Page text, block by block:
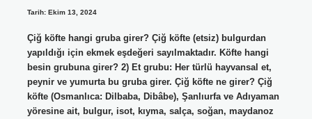
Tarih: Ekim 13, 2024
Çiğ köfte hangi gruba girer? Çiğ köfte (etsiz) bulgurdan
yapıldığı için ekmek eşdeğeri sayılmaktadır. Köfte hangi
besin grubuna girer? 2) Et grubu: Her türlü hayvansal et,
peynir ve yumurta bu gruba girer. Çiğ köfte ne girer? Çiğ
köfte (Osmanlıca: Dilbaba, Dibâbe), Şanlıurfa ve Adıyaman
yöresine ait, bulgur, isot, kıyma, salça, soğan, maydanoz